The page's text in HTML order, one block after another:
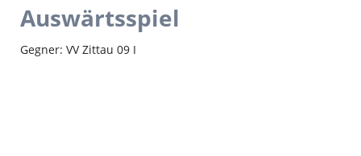
Auswärtsspiel
Gegner: VV Zittau 09 I